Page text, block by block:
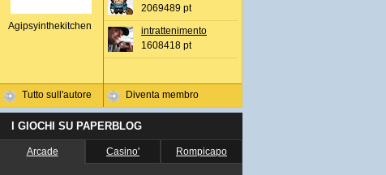
Agipsyinthekitchen
Tutto sull'autore
2069489 pt
intrattenimento
1608418 pt
Diventa membro
I GIOCHI SU PAPERBLOG
Arcade Casino' Rompicapo